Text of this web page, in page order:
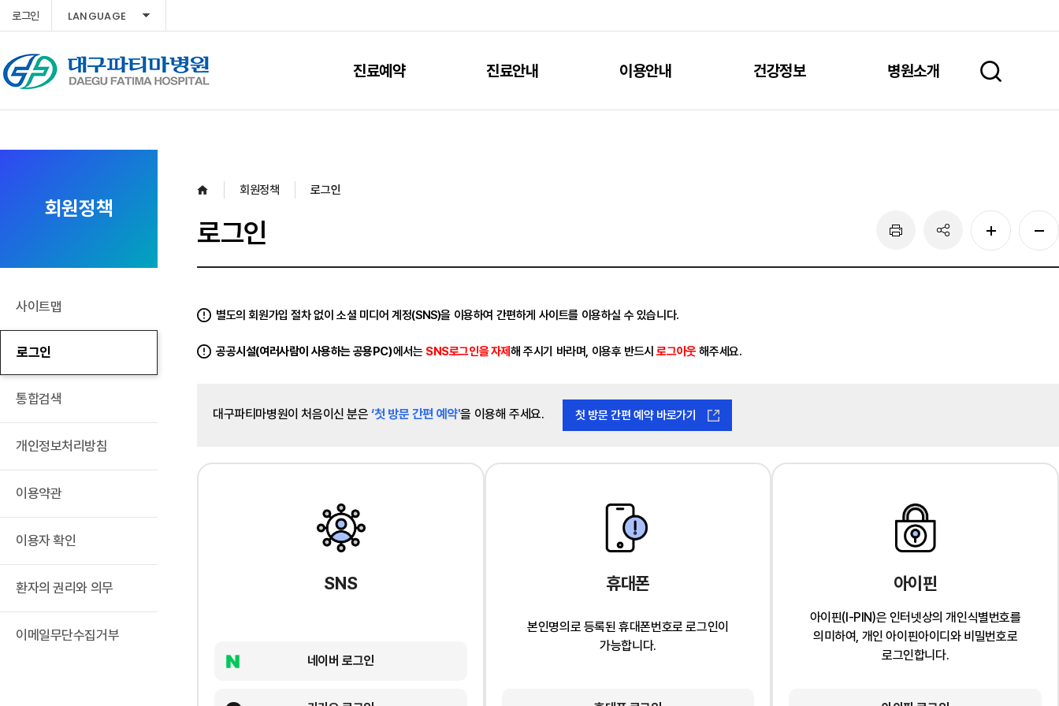
로그인 LANGUAGE
진료예약 진료안내 이용안내 건강정보 병원소개
회원정책
사이트맵
로그인
통합검색
개인정보처리방침
이용약관
이용자 확인
환자의 권리와 의무
이메일무단수집거부
로그인
회원정책 로그인
별도의 회원가입 절차 없이 소셜 미디어 계정(SNS)을 이용하여 간편하게 사이트를 이용하실 수 있습니다.
공공시설(여러사람이 사용하는 공용PC)에서는 SNS로그인을 자제해 주시기 바라며, 이용후 반드시로그아웃해주세요.
대구파티마병원이 처음이신 분은‘첫 방문 간편 예약'을 이용해 주세요. 첫 방문 간편 예약 바로가기
SNS
네이버 로그인
휴대폰
본인명의로 등록된 휴대폰번호로 로그인이
가능합니다.
아이핀
아이핀(I-PIN)은 인터넷상의 개인식별번호를
의미하여, 개인 아이핀아이디와 비밀번호로
로그인합니다.